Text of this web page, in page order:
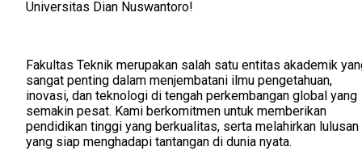
Universitas Dian Nuswantoro!
Fakultas Teknik merupakan salah satu entitas akademik
sangat penting dalam menjembatani ilmu pengetahuan,
inovasi, dan teknologi di tengah perkembangan global yang
semakin pesat. Kami berkomitmen untuk memberikan
pendidikan tinggi yang berkualitas, serta melahirkan lulusan
yang siap menghadapi tantangan di dunia nyata.